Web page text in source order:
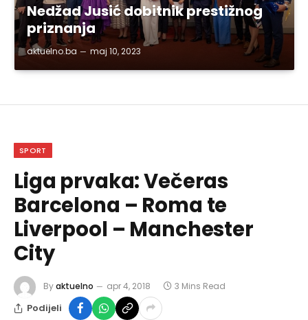
Nedžad Jusić dobitnik prestižnog
priznanja
aktuelno.ba maj 10, 2023
SPORT
Liga prvaka: Večeras
Barcelona – Roma te
Liverpool – Manchester
City
Byaktuelno apr 4, 2018 3 Mins Read
Podijeli